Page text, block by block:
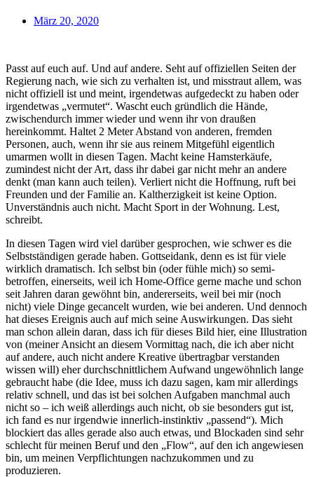
März 20, 2020
Passt auf euch auf. Und auf andere. Seht auf offiziellen Seiten der
Regierung nach, wie sich zu verhalten ist, und misstraut allem, was
nicht offiziell ist und meint, irgendetwas aufgedeckt zu haben oder
irgendetwas „vermutet“. Wascht euch gründlich die Hände,
zwischendurch immer wieder und wenn ihr von draußen
hereinkommt. Haltet 2 Meter Abstand von anderen, fremden
Personen, auch, wenn ihr sie aus reinem Mitgefühl eigentlich
umarmen wollt in diesen Tagen. Macht keine Hamsterkäufe,
zumindest nicht der Art, dass ihr dabei gar nicht mehr an andere
denkt (man kann auch teilen). Verliert nicht die Hoffnung, ruft bei
Freunden und der Familie an. Kaltherzigkeit ist keine Option.
Unverständnis auch nicht. Macht Sport in der Wohnung. Lest,
schreibt.
In diesen Tagen wird viel darüber gesprochen, wie schwer es die
Selbstständigen gerade haben. Gottseidank, denn es ist für viele
wirklich dramatisch. Ich selbst bin (oder fühle mich) so semi-
betroffen, einerseits, weil ich Home-Office gerne mache und schon
seit Jahren daran gewöhnt bin, andererseits, weil bei mir (noch
nicht) viele Dinge gecancelt wurden, wie bei anderen. Und dennoch
hat dieses Ereignis auch auf mich seine Auswirkungen. Das sieht
man schon allein daran, dass ich für dieses Bild hier, eine Illustration
von (meiner Ansicht an diesem Vormittag nach, die ich aber nicht
auf andere, auch nicht andere Kreative übertragbar verstanden
wissen will) eher durchschnittlichem Aufwand ungewöhnlich lange
gebraucht habe (die Idee, muss ich dazu sagen, kam mir allerdings
relativ schnell, und das ist bei solchen Aufgaben manchmal auch
nicht so – ich weiß allerdings auch nicht, ob sie besonders gut ist,
ich fand es nur irgendwie innerlich-instinktiv „passend“). Mich
blockiert das alles gerade also auch etwas, und Blockaden sind sehr
schlecht für meinen Beruf und den „Flow“, auf den ich angewiesen
bin, um meinen Verpflichtungen nachzukommen und zu
produzieren.